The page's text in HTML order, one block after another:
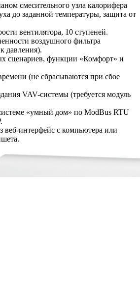
смесительного узла калорифера
до заданной температуры, защита от
вентилятора, 10 ступеней.
воздушного фильтра
давления).
сценариев, функции «Комфорт» и
(не сбрасываются при сбое
VAV-системы (требуется модуль
«умный дом» по ModBus RTU
веб-интерфейс с компьютера или